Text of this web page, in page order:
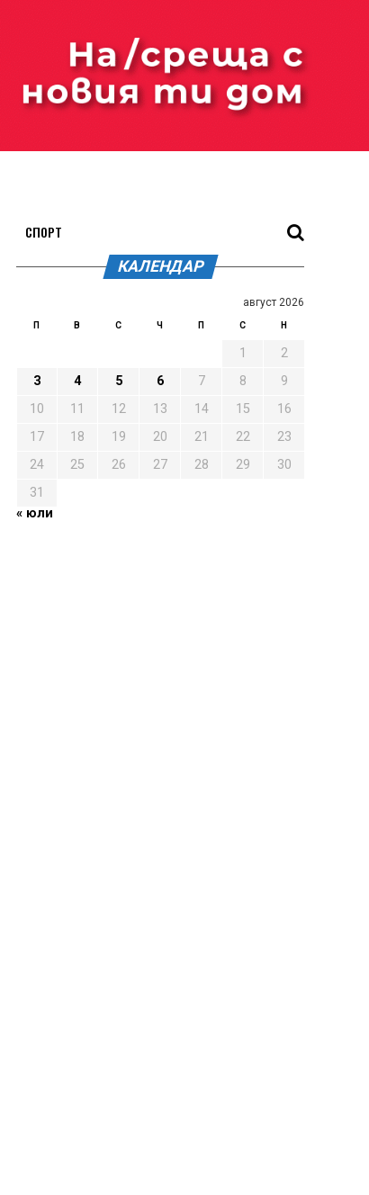
СПОРТ
КАЛЕНДАР
август 2026
П В С Ч П С Н
1
2
3
4 5 6 7 8
9
10
11 12 13 14 15
16
17
18 19 20 21 22
23
24
25 26 27 28 29
30
31
« юли